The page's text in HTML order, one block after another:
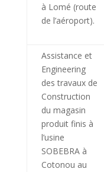
à Lomé (route
de l’aéroport).
Assistance et
Engineering
des travaux de
Construction
du magasin
produit finis à
l’usine
SOBEBRA à
Cotonou au